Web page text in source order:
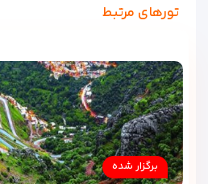
تورهای مرتبط
برگزار شده